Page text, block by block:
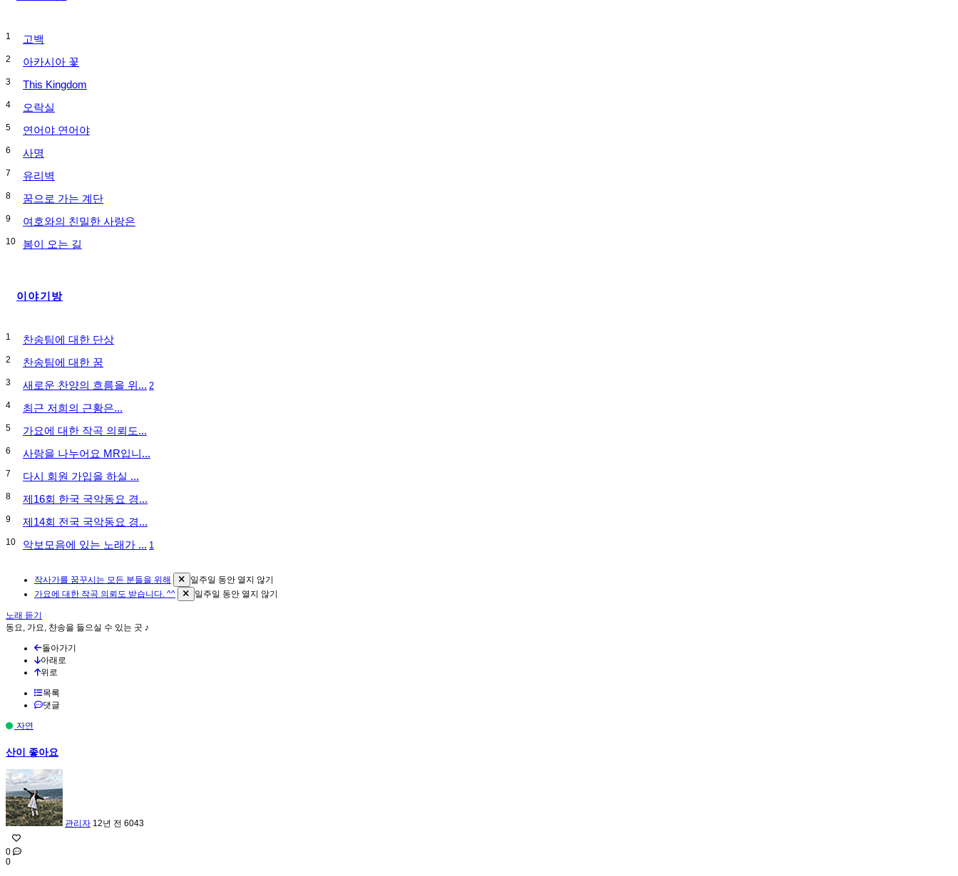
1 고백
2 아카시아 꽃
3 This Kingdom
4 오락실
5 연어야 연어야
6 사명
7 유리벽
8 꿈으로 가는 계단
9 여호와의 친밀한 사랑은
10 봄이 오는 길
이야기방
1 찬송팀에 대한 단상
2 찬송팀에 대한 꿈
3 새로운 찬양의 흐름을 위... 2
4 최근 저희의 근황은...
5 가요에 대한 작곡 의뢰도...
6 사랑을 나누어요 MR입니...
7 다시 회원 가입을 하실 ...
8 제16회 한국 국악동요 경...
9 제14회 전국 국악동요 경...
10 악보모음에 있는 노래가 ... 1
작사가를 꿈꾸시는 모든 분들을 위해
일주일 동안 열지 않기
가요에 대한 작곡 의뢰도 받습니다. ^^
일주일 동안 열지 않기
노래 듣기
동요, 가요, 찬송을 들으실 수 있는 곳 ♪
돌아가기
아래로
위로
목록
댓글
자연
산이 좋아요
관리자 12년 전 6043
0
0